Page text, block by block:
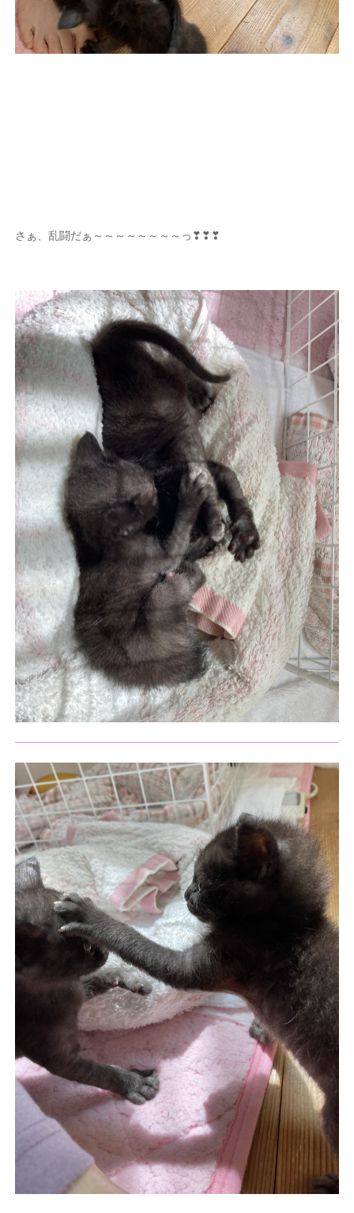
さぁ、乱闘だぁ～～～～～～～～っ❣❣❣